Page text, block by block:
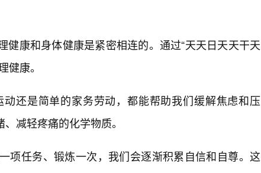
康和身体健康是紧密相连的。通过“天天日天天干天
健康。
还是简单的家务劳动，都能帮助我们缓解焦虑和压
减轻疼痛的化学物质。
项任务、锻炼一次，我们会逐渐积累自信和自尊。这